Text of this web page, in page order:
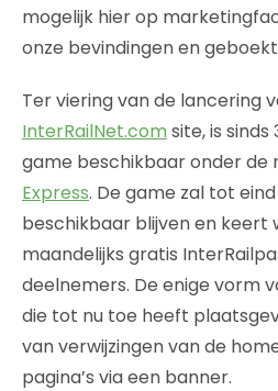
mogelijk hier op
onze bevindingen en
Ter viering van de lancering
InterRailNet.com site, is
game beschikbaar onder de
Express. De game zal tot
beschikbaar blijven en keert
maandelijks gratis
deelnemers. De enige vorm
die tot nu toe heeft
van verwijzingen van de
pagina’s via een banner.